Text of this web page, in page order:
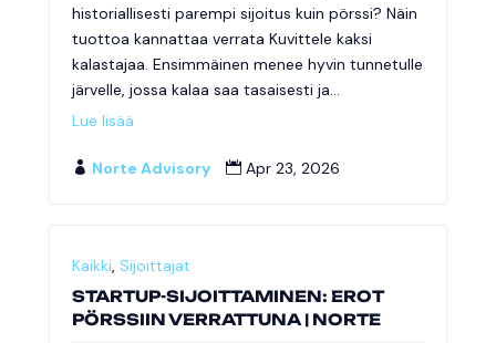
historiallisesti parempi sijoitus kuin pörssi? Näin
tuottoa kannattaa verrata Kuvittele kaksi
kalastajaa. Ensimmäinen menee hyvin tunnetulle
järvelle, jossa kalaa saa tasaisesti ja...
Lue lisää
 Norte Advisory  Apr 23, 2026
Kaikki, Sijoittajat
STARTUP-SIJOITTAMINEN: EROT
PÖRSSIIN VERRATTUNA | NORTE